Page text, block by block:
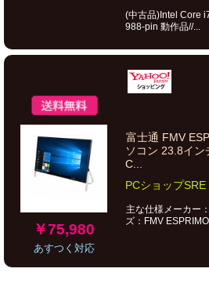
(中古品)Intel Core
988-pin 動作品//...
￥75,980
あすつく対応
富士通 FMV
ソコン 23.8イ
C...
PCショップSRE
主な仕様メーカー
ズ：FMV